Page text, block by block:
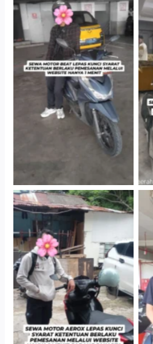
Cityplaza Jatinegara
Gedung Parkir P6A
Cabang Jakarta Barat